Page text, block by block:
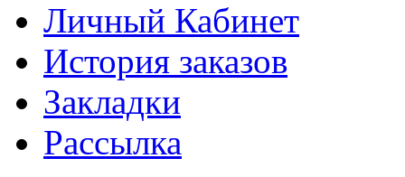
Личный Кабинет
История заказов
Закладки
Рассылка